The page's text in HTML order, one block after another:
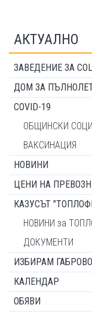
АКТУАЛНО
ЗАВЕДЕНИЕ ЗА
ДОМ ЗА
COVID-19
ОБЩИНСКИ
ВАКСИНАЦИЯ
НОВИНИ
ЦЕНИ НА
КАЗУСЪТ
НОВИНИ за
ДОКУМЕНТИ
ИЗБИРАМ
КАЛЕНДАР
ОБЯВИ